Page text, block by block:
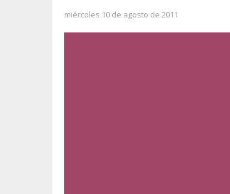
miércoles 10 de agosto de 2011